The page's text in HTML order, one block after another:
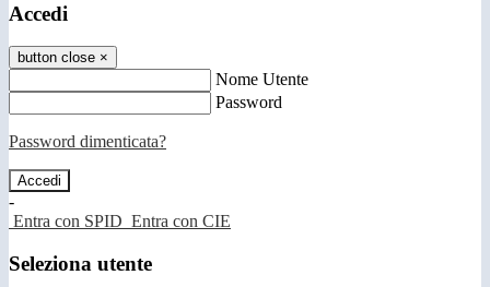
Accedi
button close ×
Nome Utente
Password
Password dimenticata?
-
Entra con SPID Entra con CIE
Seleziona utente